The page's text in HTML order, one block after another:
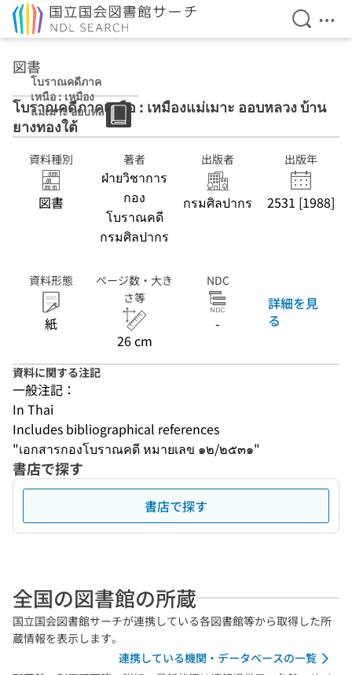
検索を
メ
図書
โบราณคดีภาค
เหนือ : เหมือง
แม่เมาะ ออบหลวง
บ้านยางทองใต้
โบราณคดีภาคเหนือ : เหมืองแม่เมาะ ออบหลวง บ้าน
ยางทองใต้
資料種別
図書
著者
ฝ่ายวิชาการ
กอง
โบราณคดี
กรมศิลปากร
出版者
กรมศิลปากร
出版年
2531 [1988]
資料形態
紙
ページ数・大き
さ等
26 cm
NDC
-
詳細を見
る
資料に関する注記
一般注記：
In Thai
Includes bibliographical references
"เอกสารกองโบราณคดี หมายเลข ๑๒/๒๕๓๑"
書店で探す
書店で探す
全国の図書館の所蔵
国立国会図書館サーチが連携している各図書館等から取得した所
蔵情報を表示します。
連携している機関・データベースの一覧